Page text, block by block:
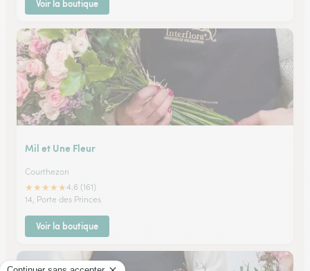
Voir la boutique
Mil et Une Fleur
Courthezon
★★★★★4.6 (161)
14, Porte des Princes
Voir la boutique